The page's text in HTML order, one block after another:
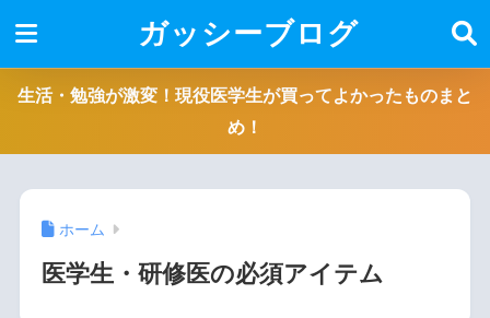
ガッシーブログ
生活・勉強が激変！現役医学生が買ってよかったものまと
め！
ホーム
医学生・研修医の必須アイテム